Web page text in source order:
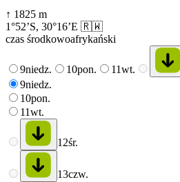
↑ 1825 m
1°52’S, 30°16’E 🇷🇼
czas środkowoafrykański
9niedz. 10pon. 11wt.
9niedz.
10pon.
11wt.
12śr.
13czw.